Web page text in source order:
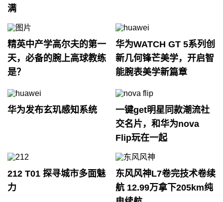
满
精英中产学高尔夫的第一
天，必备的腕上高球教练
是？
华为WATCH GT 5系列创
新几何锋芒美学，开启智
能腕表美学新篇章
华为发布玄玑感知系统
一键get明星同款潮流社
交名片，和华为nova
Flip玩在一起
212 T01 探寻城市多面魅
力
东风风神L7卷完技术卷续
航 12.99万拿下205km纯